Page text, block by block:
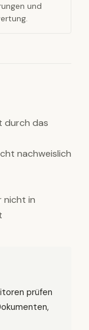
und
durch das
nachweislich
nicht in
prüfen